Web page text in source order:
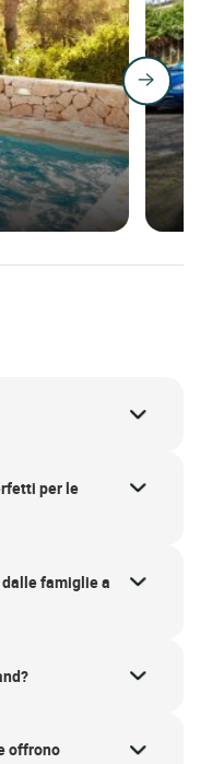
per le
famiglie a
offrono